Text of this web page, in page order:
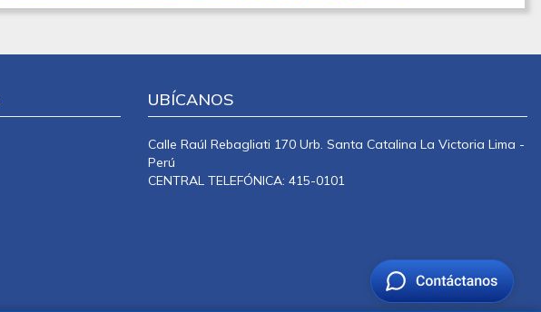
UBÍCANOS
Calle Raúl Rebagliati 170 Urb. Santa Catalina La Victoria Lima -
Perú
CENTRAL TELEFÓNICA: 415-0101